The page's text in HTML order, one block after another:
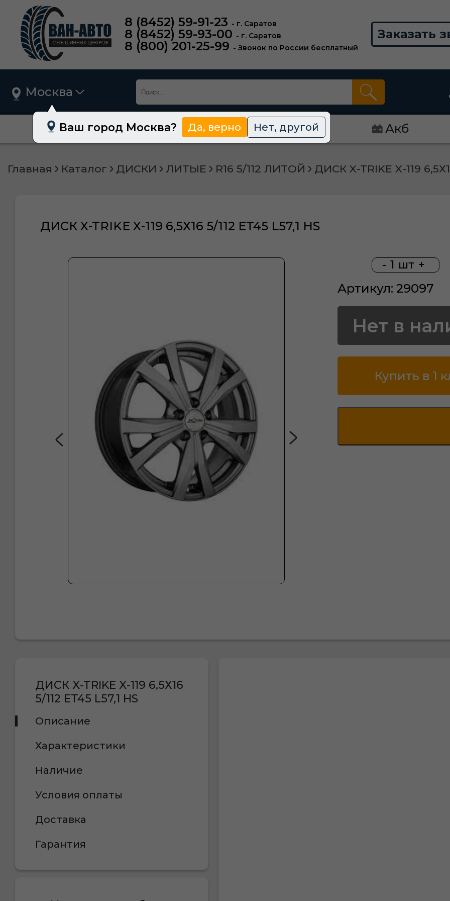
8 (8452) 59-91-23 - г. Саратов
8 (8452) 59-93-00 - г. Саратов
8 (800) 201-25-99 - Звонок по России бесплатный
Заказать
Москва
Ваш город Москва? Да, верно Нет, другой
О нас Шины Диски Акб
Главная Каталог ДИСКИ ЛИТЫЕ R16 5/112 ЛИТОЙ ДИСК X-TRIKE X-119
ДИСК X-TRIKE X-119 6,5Х16 5/112 ET45 L57,1 HS
- 1 шт +
Артикул: 29097
Нет в
Купить в 1
ДИСК X-TRIKE X-119 6,5Х16
5/112 ET45 L57,1 HS
Описание
Характеристики
Наличие
Условия оплаты
Доставка
Гарантия